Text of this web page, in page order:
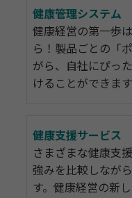
健康管理システム
健康経営の第一歩
ら！製品ごとの「
がら、自社にぴっ
けることができます
健康支援サービス
さまざまな健康支
強みを比較しなが
す。健康経営の新